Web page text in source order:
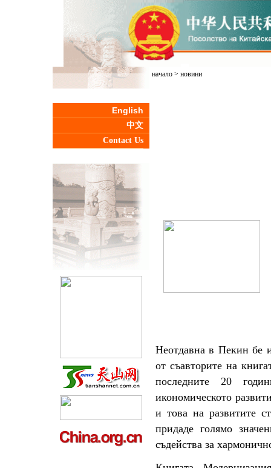
English
中文
Contact Us
начало > новини
Неотдавна в Пекин бе
от съавторите на
последните 20
икономическото
и това на развитите
придаде голямо
съдейства за